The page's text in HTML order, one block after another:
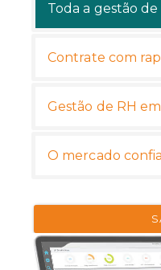
Toda a gestão
Contrate com
Gestão de RH
O mercado